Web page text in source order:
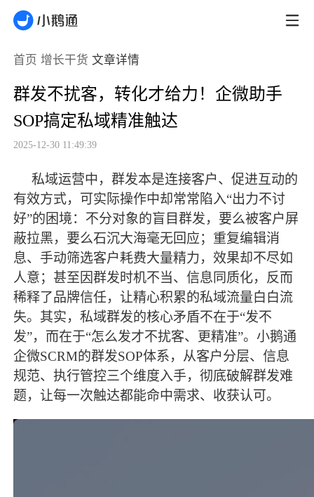
首页 增长干货 文章详情
群发不扰客，转化才给力！企微助手
SOP搞定私域精准触达
2025-12-30 11:49:39
私域运营中，群发本是连接客户、促进互动的
有效方式，可实际操作中却常常陷入“出力不讨
好”的困境：不分对象的盲目群发，要么被客户屏
蔽拉黑，要么石沉大海毫无回应；重复编辑消
息、手动筛选客户耗费大量精力，效果却不尽如
人意；甚至因群发时机不当、信息同质化，反而
稀释了品牌信任，让精心积累的私域流量白白流
失。其实，私域群发的核心矛盾不在于“发不
发”，而在于“怎么发才不扰客、更精准”。小鹅通
企微SCRM的群发SOP体系，从客户分层、信息
规范、执行管控三个维度入手，彻底破解群发难
题，让每一次触达都能命中需求、收获认可。